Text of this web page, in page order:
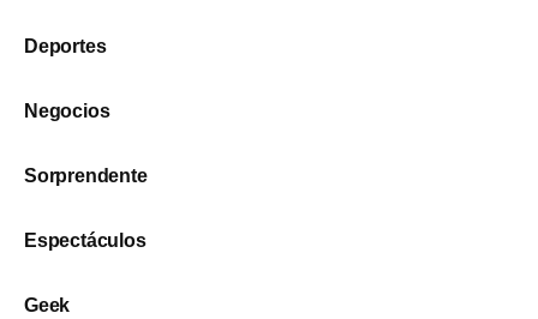
Deportes
Negocios
Sorprendente
Espectáculos
Geek